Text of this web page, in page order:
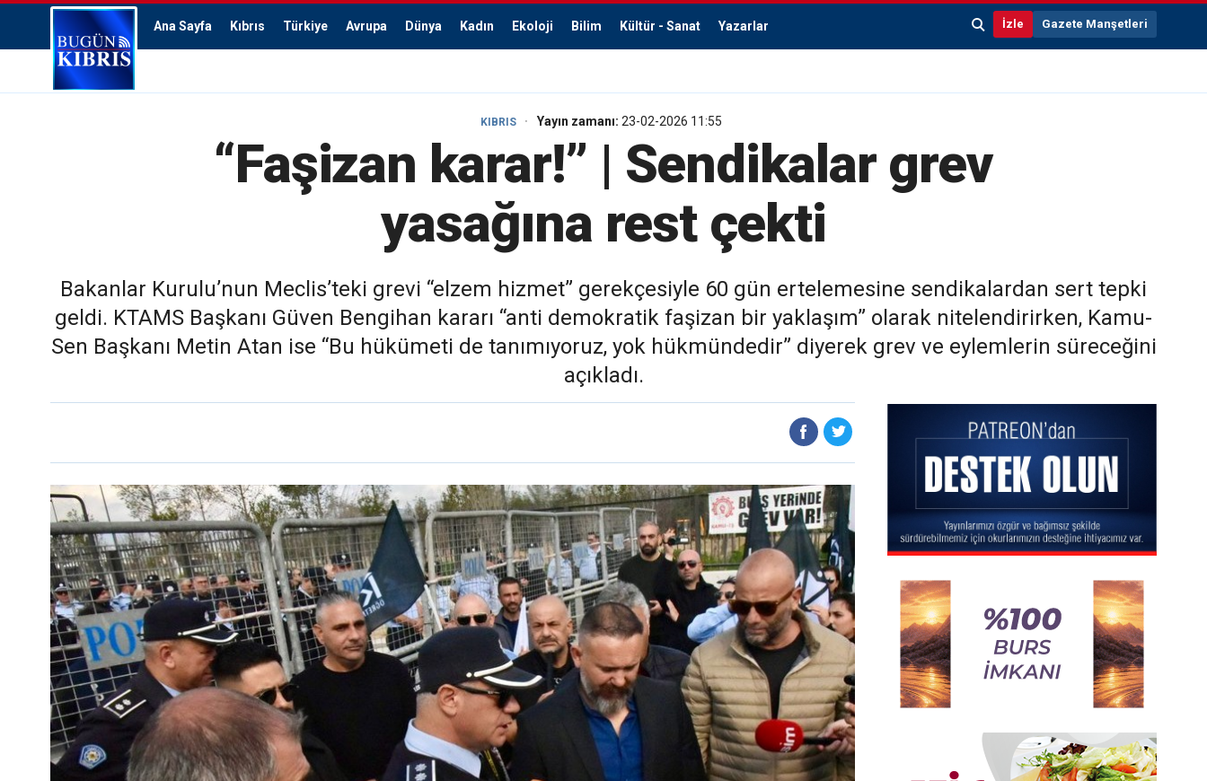
Ana Sayfa Kıbrıs Türkiye Avrupa Dünya Kadın Ekoloji Bilim Kültür - Sanat Yazarlar İzle Gazete Manşetleri
KIBRIS Yayın zamanı: 23-02-2026 11:55
“Faşizan karar!” | Sendikalar grev
yasağına rest çekti
Bakanlar Kurulu’nun Meclis’teki grevi “elzem hizmet” gerekçesiyle 60 gün ertelemesine sendikalardan sert tepki
geldi. KTAMS Başkanı Güven Bengihan kararı “anti demokratik faşizan bir yaklaşım” olarak nitelendirirken, Kamu-
Sen Başkanı Metin Atan ise “Bu hükümeti de tanımıyoruz, yok hükmündedir” diyerek grev ve eylemlerin süreceğini
açıkladı.